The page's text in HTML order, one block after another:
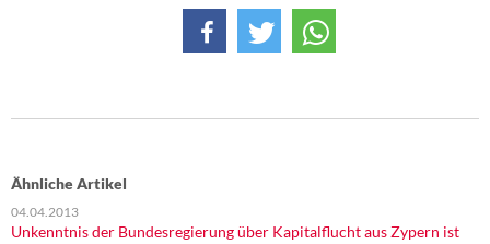
Ähnliche Artikel
04.04.2013
Unkenntnis der Bundesregierung über Kapitalflucht aus Zypern ist